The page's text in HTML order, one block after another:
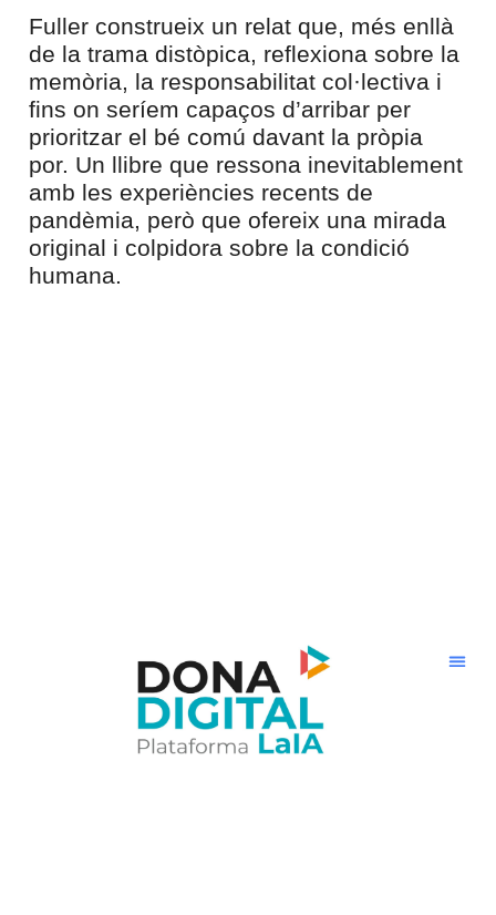
Fuller construeix un relat que, més enllà
de la trama distòpica, reflexiona sobre la
memòria, la responsabilitat col·lectiva i
fins on seríem capaços d’arribar per
prioritzar el bé comú davant la pròpia
por. Un llibre que ressona inevitablement
amb les experiències recents de
pandèmia, però que ofereix una mirada
original i colpidora sobre la condició
humana.